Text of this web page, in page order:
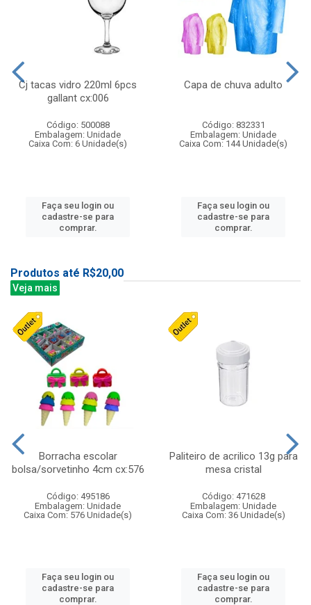
Cj tacas vidro 220ml 6pcs
gallant cx:006
Código: 500088
Embalagem: Unidade
Caixa Com: 6 Unidade(s)
Faça seu login ou
cadastre-se para
comprar.
Capa de chuva adulto
Código: 832331
Embalagem: Unidade
Caixa Com: 144 Unidade(s)
Faça seu login ou
cadastre-se para
comprar.
Produtos até R$20,00
Veja mais
Borracha escolar
bolsa/sorvetinho 4cm cx:576
Código: 495186
Embalagem: Unidade
Caixa Com: 576 Unidade(s)
Faça seu login ou
cadastre-se para
comprar.
Paliteiro de acrilico 13g para
mesa cristal
Código: 471628
Embalagem: Unidade
Caixa Com: 36 Unidade(s)
Faça seu login ou
cadastre-se para
comprar.